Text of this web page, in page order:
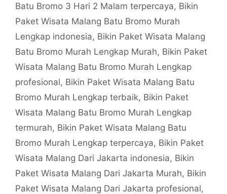
Batu Bromo 3 Hari 2 Malam terpercaya, Bikin
Paket Wisata Malang Batu Bromo Murah
Lengkap indonesia, Bikin Paket Wisata Malang
Batu Bromo Murah Lengkap Murah, Bikin Paket
Wisata Malang Batu Bromo Murah Lengkap
profesional, Bikin Paket Wisata Malang Batu
Bromo Murah Lengkap terbaik, Bikin Paket
Wisata Malang Batu Bromo Murah Lengkap
termurah, Bikin Paket Wisata Malang Batu
Bromo Murah Lengkap terpercaya, Bikin Paket
Wisata Malang Dari Jakarta indonesia, Bikin
Paket Wisata Malang Dari Jakarta Murah, Bikin
Paket Wisata Malang Dari Jakarta profesional,